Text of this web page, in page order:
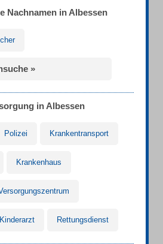
Nachnamen in Albessen
»
in Albessen
Polizei Krankentransport
Krankenhaus
Kinderarzt Rettungsdienst